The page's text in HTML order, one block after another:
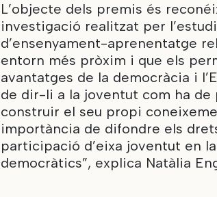
L’objecte dels premis és
investigació realitzat per
d’ensenyament-aprenentatge
entorn més pròxim i que els
avantatges de la democràcia i
de dir-li a la joventut com ha de
construir el seu propi
importància de difondre els
participació d’eixa joventut en
democràtics”, explica Natàlia